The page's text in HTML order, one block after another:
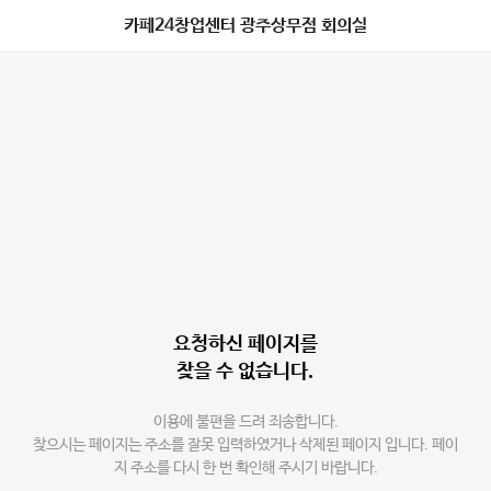
카페24창업센터 광주상무점 회의실
요청하신 페이지를
찾을 수 없습니다.
이용에 불편을 드려 죄송합니다.
찾으시는 페이지는 주소를 잘못 입력하였거나 삭제된 페이지 입니다. 페이
지 주소를 다시 한 번 확인해 주시기 바랍니다.